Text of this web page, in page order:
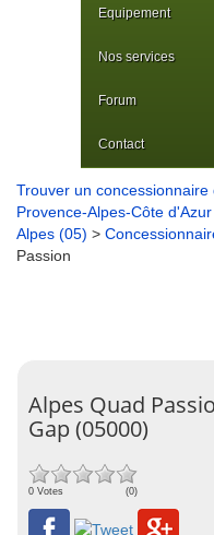
Equipement
Nos services
Forum
Contact
Trouver un concessionnaire
Provence-Alpes-Côte d'Azur
Alpes (05) >
Passion
Alpes Quad
Gap (05000)
0 Votes (0)